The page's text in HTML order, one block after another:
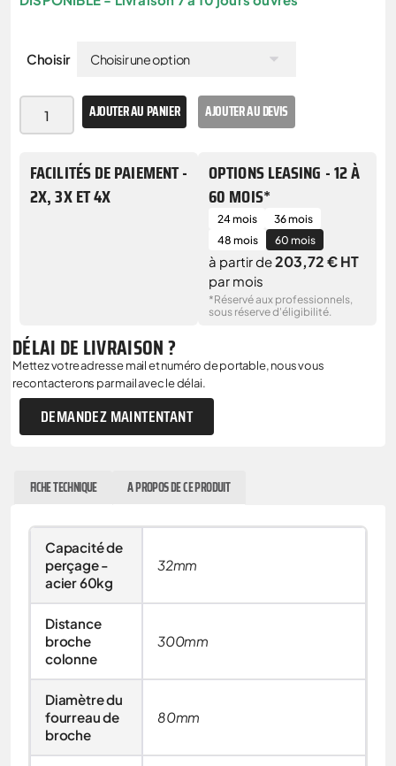
Choisir
AJOUTER AU PANIER AJOUTER AU DEVIS
FACILITÉS DE PAIEMENT -
2X, 3X ET 4X
OPTIONS LEASING - 12 À
60 MOIS*
24 mois
36 mois
48 mois
60 mois
à partir de203,72 € HT
par mois
*Réservé aux professionnels,
sous réserve d'éligibilité.
DÉLAI DE LIVRAISON ?
Mettez votre adresse mail et numéro de portable, nous vous
recontacterons par mail avec le délai.
DEMANDEZ MAINTENTANT
FICHE TECHNIQUE A PROPOS DE CE PRODUIT
Capacité de
perçage -
acier 60kg
32mm
Distance
broche
colonne
300mm
Diamètre du
fourreau de
broche
80mm